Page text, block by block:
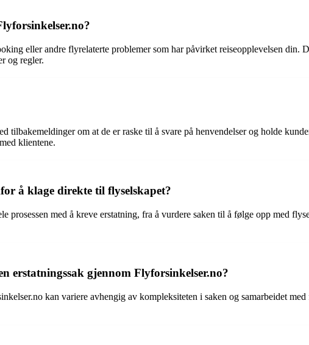
eller andre flyrelaterte problemer som har påvirket reiseopplevelsen din.
og regler.
tilbakemeldinger om at de er raske til å svare på henvendelser og holde
klientene.
å klage direkte til flyselskapet?
prosessen med å kreve erstatning, fra å vurdere saken til å følge opp med
erstatningssak gjennom Flyforsinkelser.no?
kan variere avhengig av kompleksiteten i saken og samarbeidet